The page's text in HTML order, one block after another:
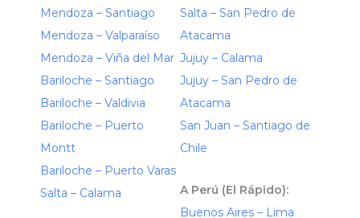
Mendoza – Santiago
Mendoza – Valparaíso
Mendoza – Viña del Mar
Bariloche – Santiago
Bariloche – Valdivia
Bariloche – Puerto
Montt
Bariloche – Puerto Varas
Salta – Calama
Salta – San Pedro de
Atacama
Jujuy – Calama
Jujuy – San Pedro de
Atacama
San Juan – Santiago de
Chile
A Perú (El Rápido):
Buenos Aires – Lima